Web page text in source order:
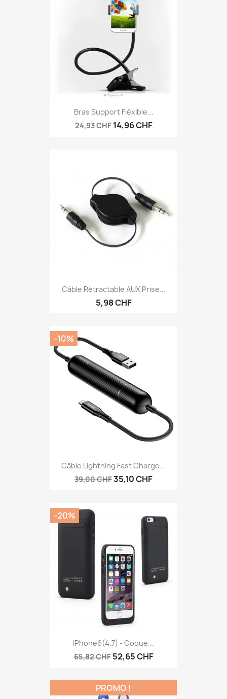
Bras Support Fléxible...
24,93 CHF 14,96 CHF
Câble Rétractable AUX Prise...
5,98 CHF
Câble Lightning Fast Charge...
39,00 CHF35,10 CHF
-10%
IPhone6(4.7) - Coque...
65,82 CHF 52,65 CHF
-20%
PROMO !